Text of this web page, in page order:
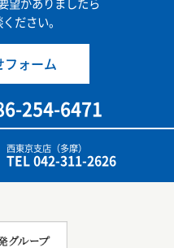
ださい。
フォーム
254-6471
西東京支店（多摩）
TEL 042-311-2626